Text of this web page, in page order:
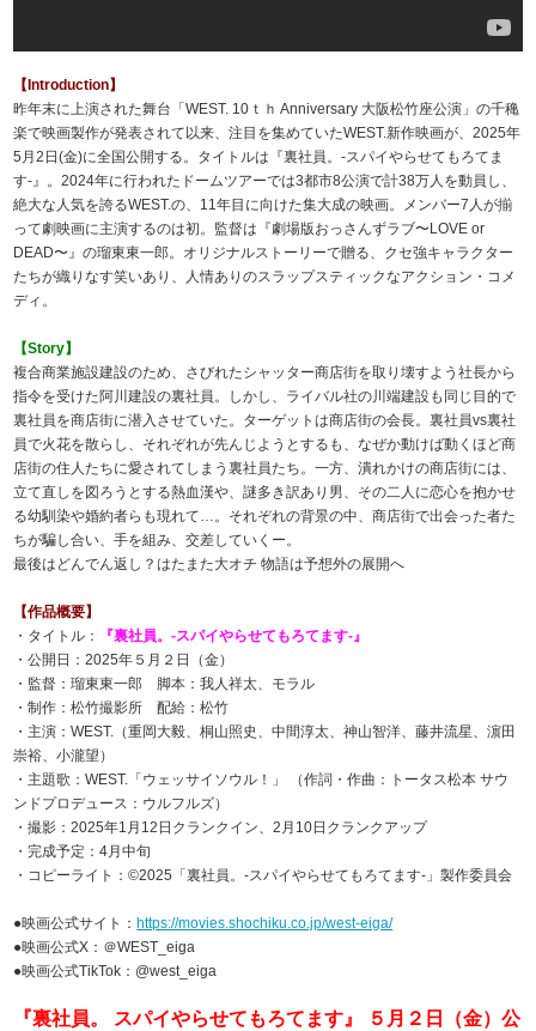
【Introduction】
昨年末に上演された舞台「WEST. 10ｔｈ Anniversary 大阪松竹座公演」の千穐
楽で映画製作が発表されて以来、注目を集めていたWEST.新作映画が、2025年
5月2日(金)に全国公開する。タイトルは『裏社員。-スパイやらせてもろてま
す‐』。2024年に行われたドームツアーでは3都市8公演で計38万人を動員し、
絶大な人気を誇るWEST.の、11年目に向けた集大成の映画。メンバー7人が揃
って劇映画に主演するのは初。監督は『劇場版おっさんずラブ〜LOVE or
DEAD〜』の瑠東東一郎。オリジナルストーリーで贈る、クセ強キャラクター
たちが織りなす笑いあり、人情ありのスラップスティックなアクション・コメ
ディ。
【Story】
複合商業施設建設のため、さびれたシャッター商店街を取り壊すよう社長から
指令を受けた阿川建設の裏社員。しかし、ライバル社の川端建設も同じ目的で
裏社員を商店街に潜入させていた。ターゲットは商店街の会長。裏社員vs裏社
員で火花を散らし、それぞれが先んじようとするも、なぜか動けば動くほど商
店街の住人たちに愛されてしまう裏社員たち。一方、潰れかけの商店街には、
立て直しを図ろうとする熱血漢や、謎多き訳あり男、その二人に恋心を抱かせ
る幼馴染や婚約者らも現れて…。それぞれの背景の中、商店街で出会った者た
ちが騙し合い、手を組み、交差していくー。
最後はどんでん返し？はたまた大オチ 物語は予想外の展開へ
【作品概要】
・タイトル：
『裏社員。-スパイやらせてもろてます‐』
・公開日：2025年５月２日（金）
・監督：瑠東東一郎 脚本：我人祥太、モラル
・制作：松竹撮影所 配給：松竹
・主演：WEST.（重岡大毅、桐山照史、中間淳太、神山智洋、藤井流星、濵田
崇裕、小瀧望）
・主題歌：WEST.「ウェッサイソウル！」 （作詞・作曲：トータス松本 サウ
ンドプロデュース：ウルフルズ）
・撮影：2025年1月12日クランクイン、2月10日クランクアップ
・完成予定：4月中旬
・コピーライト：©2025「裏社員。-スパイやらせてもろてます‐」製作委員会
●映画公式サイト： https://movies.shochiku.co.jp/west-eiga/
●映画公式X：＠WEST_eiga
●映画公式TikTok：@west_eiga
『裏社員。 スパイやらせてもろてます』 ５月２日（金）公